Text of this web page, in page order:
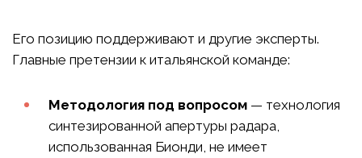
Его позицию поддерживают и другие эксперты.
Главные претензии к итальянской команде:
Методология под вопросом — технология
синтезированной апертуры радара,
использованная Бионди, не имеет